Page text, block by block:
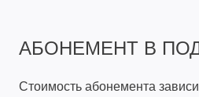
АБОНЕМЕНТ В
Стоимость абонемента